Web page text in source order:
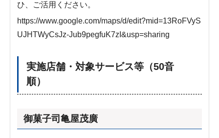
ひ、ご活用ください。
https://www.google.com/maps/d/edit?mid=13RoFVyS
UJHTWyCsJz-Jub9pegfuK7zI&usp=sharing
実施店舗・対象サービス等（50音
順）
御菓子司亀屋茂廣